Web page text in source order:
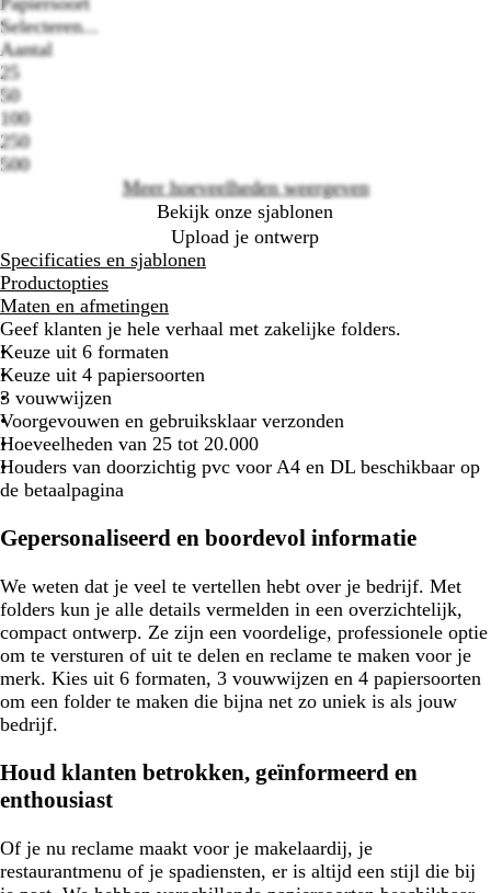
Selecteren...
Aantal
25
50
100
250
500
Meer hoeveelheden weergeven
Bekijk onze sjablonen
Upload je ontwerp
Specificaties en sjablonen
Productopties
Maten en afmetingen
Geef klanten je hele verhaal met zakelijke folders.
Keuze uit 6 formaten
Keuze uit 4 papiersoorten
3 vouwwijzen
Voorgevouwen en gebruiksklaar verzonden
Hoeveelheden van 25 tot 20.000
Houders van doorzichtig pvc voor A4 en DL beschikbaar op
de betaalpagina
Gepersonaliseerd en boordevol informatie
We weten dat je veel te vertellen hebt over je bedrijf. Met
folders kun je alle details vermelden in een overzichtelijk,
compact ontwerp. Ze zijn een voordelige, professionele optie
om te versturen of uit te delen en reclame te maken voor je
merk. Kies uit 6 formaten, 3 vouwwijzen en 4 papiersoorten
om een folder te maken die bijna net zo uniek is als jouw
bedrijf.
Houd klanten betrokken, geïnformeerd en
enthousiast
Of je nu reclame maakt voor je makelaardij, je
restaurantmenu of je spadiensten, er is altijd een stijl die bij